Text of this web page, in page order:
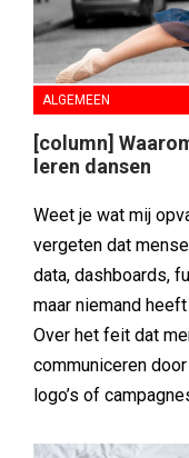
ALGEMEEN
[column]
leren dansen
Weet je wat mij
vergeten dat
data, dashboards,
maar niemand
Over het feit dat
communiceren
logo’s of